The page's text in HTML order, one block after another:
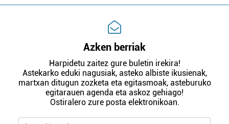
Azken berriak
Harpidetu zaitez gure buletin irekira!
Astekarko eduki nagusiak, asteko albiste ikusienak,
martxan ditugun zozketa eta egitasmoak, asteburuko
egitarauen agenda eta askoz gehiago!
Ostiralero zure posta elektronikoan.